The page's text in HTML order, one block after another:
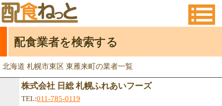
配食業者を検索する
北海道 札幌市東区 東雁来町の業者一覧
株式会社 日総 札幌ふれあいフーズ
TEL:011-785-0119